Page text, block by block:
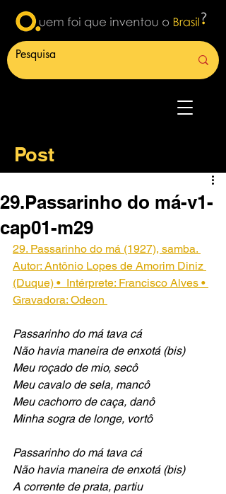
Post
29.Passarinho do má-v1-
cap01-m29
29. Passarinho do má (1927), samba.
Autor: Antônio Lopes de Amorim Diniz
(Duque) •  Intérprete: Francisco Alves •
Gravadora: Odeon
Passarinho do má tava cá
Não havia maneira de enxotá (bis)
Meu roçado de mio, secô
Meu cavalo de sela, mancô
Meu cachorro de caça, danô
Minha sogra de longe, vortô
Passarinho do má tava cá
Não havia maneira de enxotá (bis)
A corrente de prata, partiu